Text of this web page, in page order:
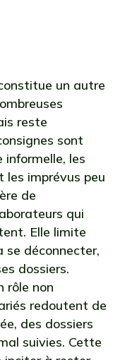
un autre
reste
sont
les
les imprévus peu
de
qui
Elle limite
se déconnecter,
dossiers.
rôle non
redoutent de
des dossiers
suivies. Cette